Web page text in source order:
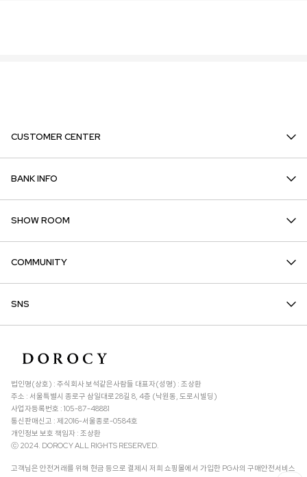
CUSTOMER CENTER
BANK INFO
SHOW ROOM
COMMUNITY
SNS
법인명(상호) : 주식회사 보석같은사람들 대표자(성명) : 조상환
주소 : 서울특별시 종로구 삼일대로28길 8, 4층 (낙원동, 도로시빌딩)
사업자등록번호 : 105-87-48881
통신판매신고 : 제2016-서울종로-0584호
개인정보 보호 책임자 : 조상환
ⓒ 2024. DOROCY ALL RIGHTS RESERVED.
고객님은 안전거래를 위해 현금 등으로 결제시 저희 쇼핑몰에서 가입한 PG사의 구매안전서비스